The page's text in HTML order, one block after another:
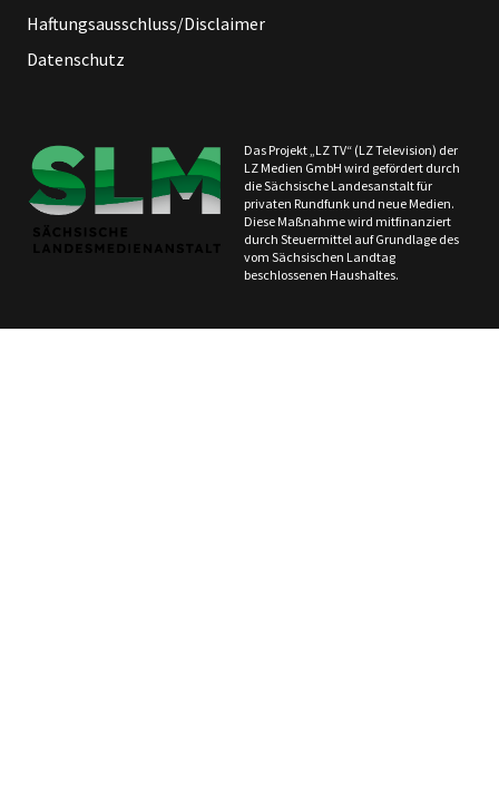
Haftungsausschluss/Disclaimer
Datenschutz
Das Projekt „LZ TV“ (LZ Television) der
LZ Medien GmbH wird gefördert durch
die Sächsische Landesanstalt für
privaten Rundfunk und neue Medien.
Diese Maßnahme wird mitfinanziert
durch Steuermittel auf Grundlage des
vom Sächsischen Landtag
beschlossenen Haushaltes.